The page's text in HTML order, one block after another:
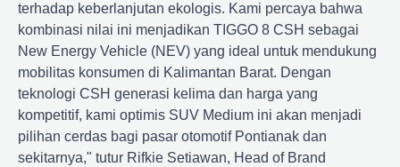
terhadap keberlanjutan ekologis. Kami percaya bahwa
kombinasi nilai ini menjadikan TIGGO 8 CSH sebagai
New Energy Vehicle (NEV) yang ideal untuk mendukung
mobilitas konsumen di Kalimantan Barat. Dengan
teknologi CSH generasi kelima dan harga yang
kompetitif, kami optimis SUV Medium ini akan menjadi
pilihan cerdas bagi pasar otomotif Pontianak dan
sekitarnya," tutur Rifkie Setiawan, Head of Brand